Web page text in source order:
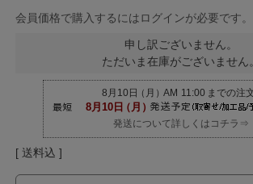
会員価格で購入するにはログインが必要です。
申し訳ございません。
ただいま在庫がございません。
発送について詳しくはコチラ⇒
送料込